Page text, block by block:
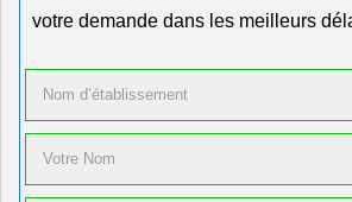
votre demande dans les meilleurs